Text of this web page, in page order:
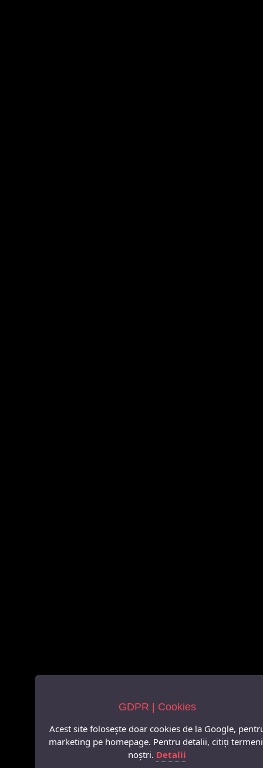
GDPR | Cookies
Acest site folosește doar cookies de la Google,
marketing pe homepage. Pentru detalii, citiți
noștri. Detalii